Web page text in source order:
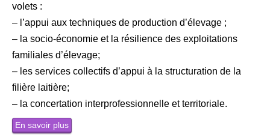
volets :
– l’appui aux techniques de production d’élevage ;
– la socio-économie et la résilience des exploitations
familiales d’élevage;
– les services collectifs d’appui à la structuration de la
filière laitière;
– la concertation interprofessionnelle et territoriale.
En savoir plus